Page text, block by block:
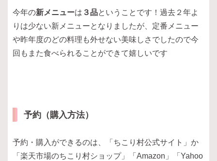
今年の新メニューは ３品ということです！過去２年よ
りは少ない新メニューとなりましたが、定番メニュー
や昨年度のどの料理も外せない美味しさでしたので今
回もまた食べられることができて嬉しいです
予約（購入方法）
予約・購入ができるのは、「ちこり村公式サイト」か
「楽天市場のちこり村ショップ」「Amazon」「Yahoo